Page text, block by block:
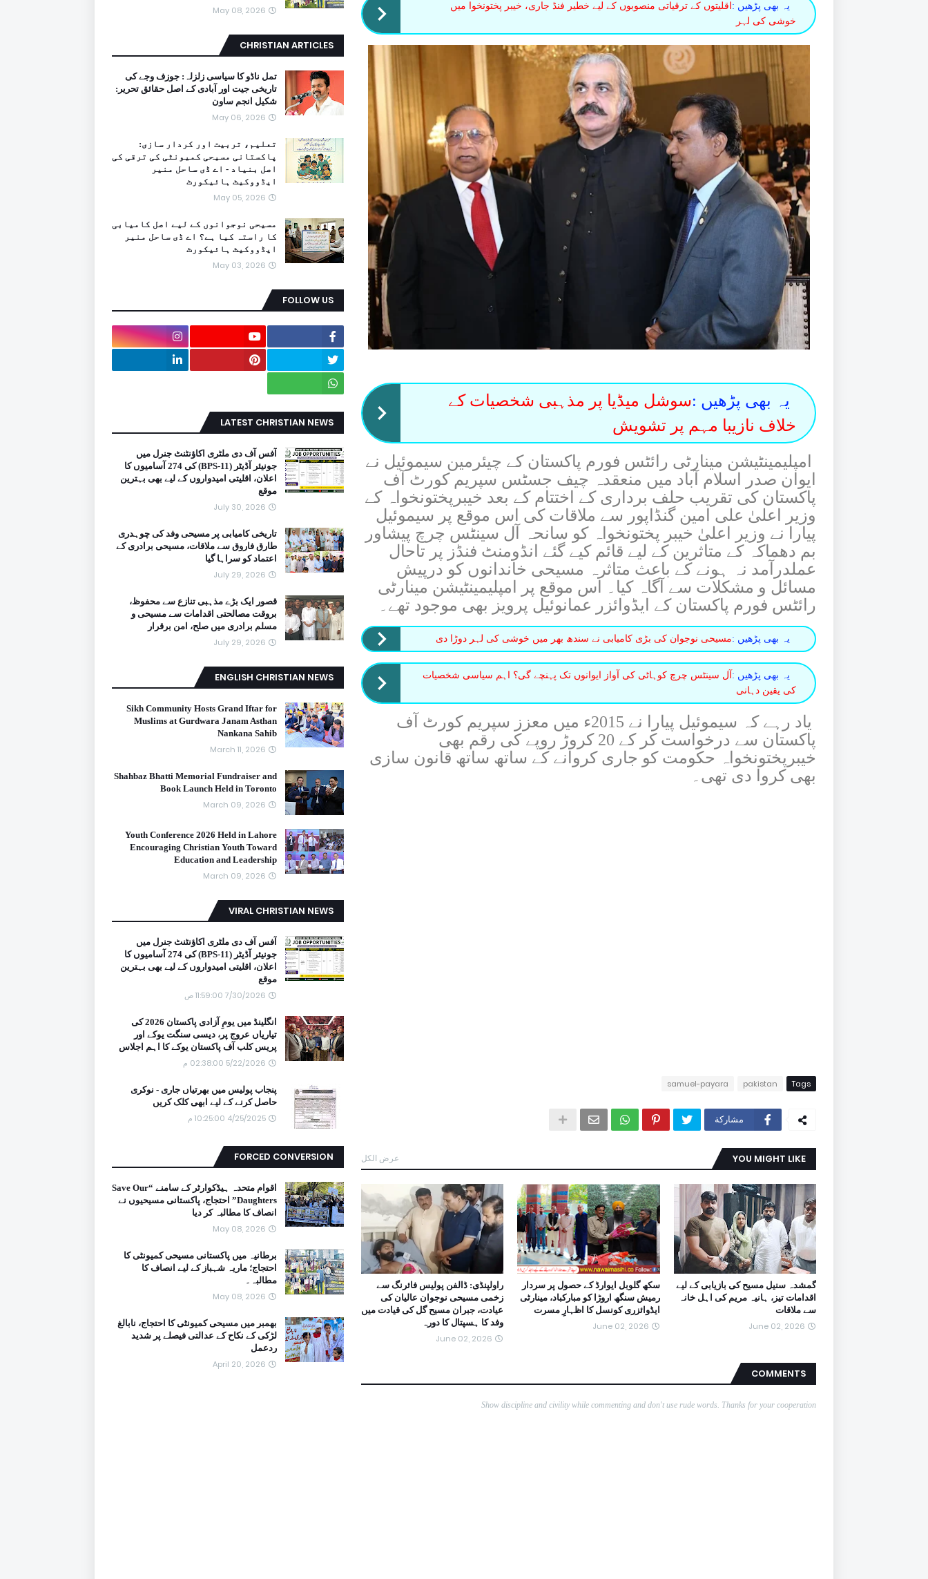
یہ بھی پڑھیں : اقلیتوں کے ترقیاتی منصوبوں کے لیے خطیر فنڈ جاری، خیبر پختونخوا میں
خوشی کی لہر
یہ بھی پڑھیں :سوشل میڈیا پر مذہبی شخصیات کے
خلاف نازیبا مہم پر تشویش
امپلیمینٹیشن مینارٹی رائٹس فورم پاکستان کے چیئرمین سیموئیل نے
ایوان صدر اسلام آباد میں منعقدہ چیف جسٹس سپریم کورٹ آف
پاکستان کی تقریب حلف برداری کے اختتام کے بعد خیبرپختونخواہ کے
وزیر اعلیٰ علی امین گنڈاپور سے ملاقات کی اس موقع پر سیموئیل
پیارا نے وزیر اعلیٰ خیبر پختونخواہ کو سانحہ آل سینٹس چرچ پیشاور
بم دھماکہ کے متاثرین کے لیے قائم کیے گئے انڈومنٹ فنڈز پر تاحال
عملدرآمد نہ ہونے کے باعث متاثرہ مسیحی خاندانوں کو درپیش
مسائل و مشکلات سے آگاہ کیا۔ اس موقع پر امپلیمینٹیشن مینارٹی
رائٹس فورم پاکستان کے ایڈوائزر عمانوئیل پرویز بھی موجود تھے۔
یہ بھی پڑھیں :مسیحی نوجوان کی بڑی کامیابی نے سندھ بھر میں خوشی کی لہر دوڑا دی
یہ بھی پڑھیں :آل سینٹس چرچ کوہاٹی کی آواز ایوانوں تک پہنچے گی؟ اہم سیاسی شخصیات
کی یقین دہانی
یاد رہے کہ سیموئیل پیارا نے 2015ء میں معزز سپریم کورٹ آف
پاکستان سے درخواست کر کے 20 کروڑ روپے کی رقم بھی
خیبرپختونخواہ حکومت کو جاری کروانے کے ساتھ ساتھ قانون سازی
بھی کروا دی تھی۔
Tags
pakistan
samuel-payara
مشاركة
YOU MIGHT LIKE عرض الكل
گمشدہ سنیل مسیح کی بازیابی کے لیے
اقدامات تیز، ہانیہ مریم کی اہل خانہ
سے ملاقات
June 02, 2026
سکھ گلوبل ایوارڈ کے حصول پر سردار
رمیش سنگھ اروڑا کو مبارکباد، مینارٹی
ایڈوائزری کونسل کا اظہارِ مسرت
June 02, 2026
راولپنڈی: ڈالفن پولیس فائرنگ سے
زخمی مسیحی نوجوان عالیان کی
عیادت، جبران مسیح گل کی قیادت میں
وفد کا ہسپتال کا دورہ
June 02, 2026
COMMENTS
Show discipline and civility while commenting and don't use rude words. Thanks for your cooperation
May 08, 2026
CHRISTIAN ARTICLES
تمل ناڈو کا سیاسی زلزلہ: جوزف وجے کی
تاریخی جیت اور آبادی کے اصل حقائق تحریر:
شکیل انجم ساون
May 06, 2026
تعلیم، تربیت اور کردار سازی:
پاکستانی مسیحی کمیونٹی کی ترقی کی
اصل بنیاد - اے ڈی ساحل منیر
ایڈووکیٹ ہائیکورٹ
May 05, 2026
مسیحی نوجوانوں کے لیے اصل کامیابی
کا راستہ کیا ہے؟ اے ڈی ساحل منیر
ایڈووکیٹ ہائیکورٹ
May 03, 2026
FOLLOW US
LATEST CHRISTIAN NEWS
آفس آف دی ملٹری اکاؤنٹنٹ جنرل میں
جونیئر آڈیٹر (BPS-11) کی 274 آسامیوں کا
اعلان، اقلیتی امیدواروں کے لیے بھی بہترین
موقع
July 30, 2026
تاریخی کامیابی پر مسیحی وفد کی چوہدری
طارق فاروق سے ملاقات، مسیحی برادری کے
اعتماد کو سراہا گیا
July 29, 2026
قصور ایک بڑے مذہبی تنازع سے محفوظ،
بروقت مصالحتی اقدامات سے مسیحی و
مسلم برادری میں صلح، امن برقرار
July 29, 2026
ENGLISH CHRISTIAN NEWS
Sikh Community Hosts Grand Iftar for
Muslims at Gurdwara Janam Asthan
Nankana Sahib
March 11, 2026
Shahbaz Bhatti Memorial Fundraiser and
Book Launch Held in Toronto
March 09, 2026
Youth Conference 2026 Held in Lahore
Encouraging Christian Youth Toward
Education and Leadership
March 09, 2026
VIRAL CHRISTIAN NEWS
آفس آف دی ملٹری اکاؤنٹنٹ جنرل میں
جونیئر آڈیٹر (BPS-11) کی 274 آسامیوں کا
اعلان، اقلیتی امیدواروں کے لیے بھی بہترین
موقع
7/30/2026 11:59:00 ص
انگلینڈ میں یومِ آزادی پاکستان 2026 کی
تیاریاں عروج پر، دیسی سنگت یوکے اور
پریس کلب آف پاکستان یوکے کا اہم اجلاس
5/22/2026 02:38:00 م
پنجاب پولیس میں بھرتیاں جاری - نوکری
حاصل کرنے کے لیے ابھی کلک کریں
4/25/2025 10:25:00 م
FORCED CONVERSION
اقوام متحدہ ہیڈکوارٹر کے سامنے “Save Our
Daughters” احتجاج، پاکستانی مسیحیوں نے
انصاف کا مطالبہ کر دیا
May 08, 2026
برطانیہ میں پاکستانی مسیحی کمیونٹی کا
احتجاج؛ ماریہ شہباز کے لیے انصاف کا
مطالبہ۔
May 08, 2026
بھمبر میں مسیحی کمیونٹی کا احتجاج، نابالغ
لڑکی کے نکاح کے عدالتی فیصلے پر شدید
ردعمل
April 20, 2026